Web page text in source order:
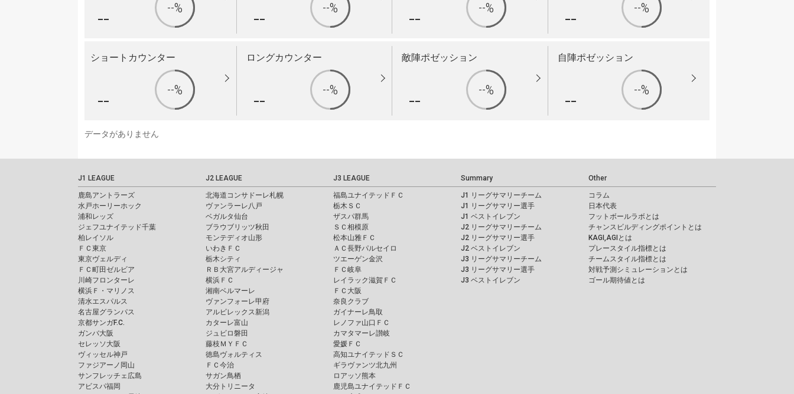
-- --% -- --% -- --% -- --%
ショートカウンター
-- --%
ロングカウンター
-- --%
敵陣ポゼッション
-- --%
自陣ポゼッション
-- --%
データがありません
J1 LEAGUE
鹿島アントラーズ
水戸ホーリーホック
浦和レッズ
ジェフユナイテッド千葉
柏レイソル
ＦＣ東京
東京ヴェルディ
ＦＣ町田ゼルビア
川崎フロンターレ
横浜Ｆ・マリノス
清水エスパルス
名古屋グランパス
京都サンガF.C.
ガンバ大阪
セレッソ大阪
ヴィッセル神戸
ファジアーノ岡山
サンフレッチェ広島
アビスパ福岡
J2 LEAGUE
北海道コンサドーレ札幌
ヴァンラーレ八戸
ベガルタ仙台
ブラウブリッツ秋田
モンテディオ山形
いわきＦＣ
栃木シティ
ＲＢ大宮アルディージャ
横浜ＦＣ
湘南ベルマーレ
ヴァンフォーレ甲府
アルビレックス新潟
カターレ富山
ジュビロ磐田
藤枝ＭＹＦＣ
徳島ヴォルティス
ＦＣ今治
サガン鳥栖
大分トリニータ
J3 LEAGUE
福島ユナイテッドＦＣ
栃木ＳＣ
ザスパ群馬
ＳＣ相模原
松本山雅ＦＣ
ＡＣ長野パルセイロ
ツエーゲン金沢
ＦＣ岐阜
レイラック滋賀ＦＣ
ＦＣ大阪
奈良クラブ
ガイナーレ鳥取
レノファ山口ＦＣ
カマタマーレ讃岐
愛媛ＦＣ
高知ユナイテッドＳＣ
ギラヴァンツ北九州
ロアッソ熊本
鹿児島ユナイテッドＦＣ
Summary
J1 リーグサマリーチーム
J1 リーグサマリー選手
J1 ベストイレブン
J2 リーグサマリーチーム
J2 リーグサマリー選手
J2 ベストイレブン
J3 リーグサマリーチーム
J3 リーグサマリー選手
J3 ベストイレブン
Other
コラム
日本代表
フットボールラボとは
チャンスビルディングポイントとは
KAGI,AGIとは
プレースタイル指標とは
チームスタイル指標とは
対戦予測シミュレーションとは
ゴール期待値とは